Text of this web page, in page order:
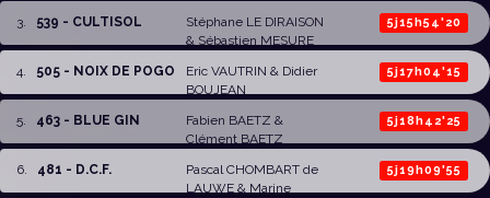
3 539 - CULTISOL
Stéphane LE DIRAISON
& Sébastien MESURE
5j15h54'20
4 505 - NOIX DE POGO Eric VAUTRIN & Didier
BOUJEAN
5j17h04'15
5 463 - BLUE GIN
Fabien BAETZ &
Clément BAETZ
5j18h42'25
6 481 - D.C.F.
Pascal CHOMBART de
LAUWE& Marine
5j19h09'55